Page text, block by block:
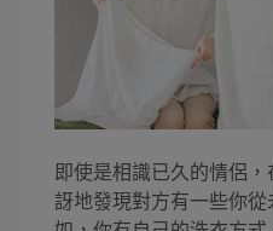
即使是相識已久的情侶
訝地發現對方有一些你從